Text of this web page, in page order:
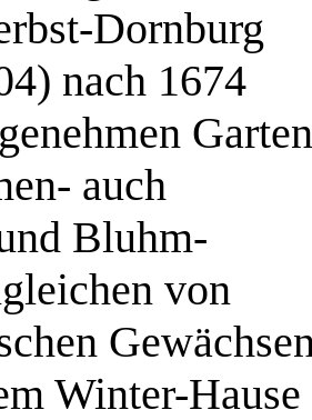
Dornburg
nach 1674
Garten
auch
Bluhm-
von
Winter-Hause